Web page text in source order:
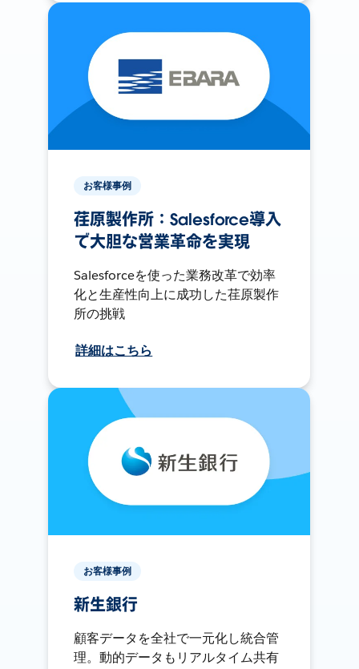
お客様事例
荏原製作所：Salesforce導入
で大胆な営業革命を実現
Salesforceを使った業務改革で効率
化と生産性向上に成功した荏原製作
所の挑戦
詳細はこちら
お客様事例
新生銀行
顧客データを全社で一元化し統合管
理。動的データもリアルタイム共有